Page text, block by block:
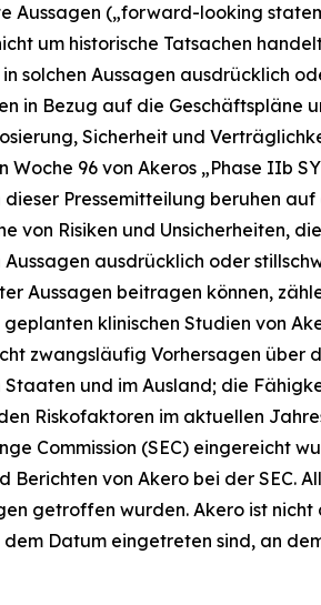
Aussagen („forward-looking
um historische Tatsachen
solchen Aussagen ausdrücklich
in Bezug auf die Geschäftspläne
Sicherheit und
96 von Akeros „Phase IIb
Pressemitteilung beruhen
von Risiken und Unsicherheiten,
ausdrücklich oder
Aussagen beitragen können,
klinischen Studien von
zwangsläufig Vorhersagen
und im Ausland; die
Riskofaktoren im aktuellen
Commission (SEC) eingereicht
von Akero bei der SEC.
getroffen wurden. Akero ist
Datum eingetreten sind, an